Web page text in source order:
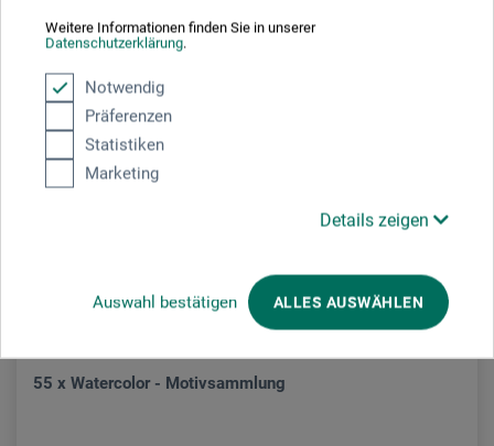
Weitere Informationen finden Sie in unserer
Datenschutzerklärung.
Notwendig
Präferenzen
Statistiken
Marketing
Details zeigen
Auswahl bestätigen ALLES AUSWÄHLEN
55 x Watercolor - Motivsammlung